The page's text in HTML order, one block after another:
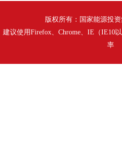
版权所有：国家能源投
建议使用Firefox、Chrome、IE（IE10
率